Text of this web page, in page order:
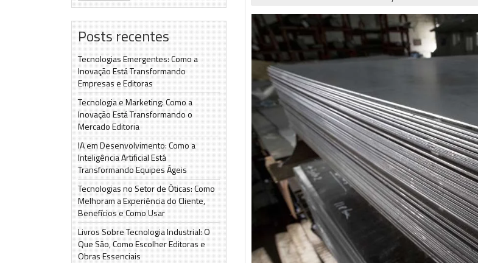
Posts recentes
Tecnologias Emergentes: Como a
Inovação Está Transformando
Empresas e Editoras
Tecnologia e Marketing: Como a
Inovação Está Transformando o
Mercado Editoria
IA em Desenvolvimento: Como a
Inteligência Artificial Está
Transformando Equipes Ágeis
Tecnologias no Setor de Óticas: Como
Melhoram a Experiência do Cliente,
Benefícios e Como Usar
Livros Sobre Tecnologia Industrial: O
Que São, Como Escolher Editoras e
Obras Essenciais